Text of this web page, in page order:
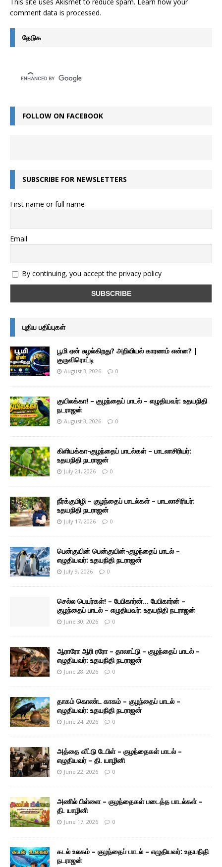
comment data is processed.
தேடுக
FOLLOW ON FACEBOOK
SUBSCRIBE FOR NEWSLETTERS
First name or full name
Email
By continuing, you accept the privacy policy
புதிய பதிப்புகள்
பூமி ஏன் சுழல்கிறது? அறிவியல் காரணம் என்ன? |
குருவிரொட்டி
August 3, 2026 0
குயிலக்கா! – குழந்தைப் பாடல் – எழுதியவர்: உதயநிதி
நடராஜன்
August 3, 2026 0
கிளியக்கா-குழந்தைப் பாடல்கள் – பாடலாசிரியர்:
உதயநிதி நடராஜன்
July 21, 2026 0
நீர்க்குமிழி – குழந்தைப் பாடல்கள் – பாடலாசிரியர்:
உதயநிதி நடராஜன்
July 17, 2026 0
பென்குயின் பென்குயின்-குழந்தைப் பாடல் –
எழுதியவர்: உதயநிதி நடராஜன்
July 9, 2026 0
செல்ல பெயர்கள்! – பேபிகார்ன்… பேபிகார்ன் –
குழந்தைப் பாடல் – எழுதியவர்: உதயநிதி நடராஜன்
June 30, 2026 0
ஆராரோ ஆரி ரரோ – தாலாட்டு – குழந்தைப் பாடல் –
எழுதியவர்: உதயநிதி நடராஜன்
June 28, 2026 0
தாகம் கொண்ட காகம் – குழந்தைப் பாடல் –
எழுதியவர்: உதயநிதி நடராஜன்
June 24, 2026 0
அத்தை வீட்டு டேபிள் – குழந்தைகள் பாடல் –
எழுதியவர் – தி. யாழினி
June 22, 2026 0
அணில் பிள்ளை – குழந்தைகள் படைத்த பாடல்கள் –
தி. யாழினி
June 17, 2026 0
கடல் உலகம் – குழந்தைப் பாடல் – எழுதியவர்: உதயநிதி
நடராஜன்